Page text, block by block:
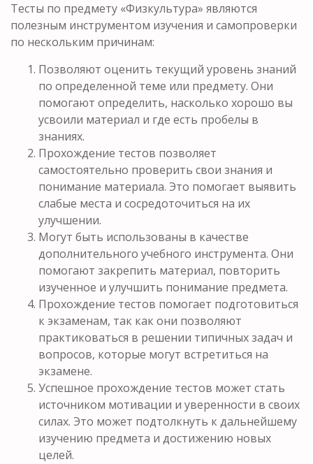
Тесты по предмету «Физкультура» являются
полезным инструментом изучения и самопроверки
по нескольким причинам:
Позволяют оценить текущий уровень знаний
по определенной теме или предмету. Они
помогают определить, насколько хорошо вы
усвоили материал и где есть пробелы в
знаниях.
Прохождение тестов позволяет
самостоятельно проверить свои знания и
понимание материала. Это помогает выявить
слабые места и сосредоточиться на их
улучшении.
Могут быть использованы в качестве
дополнительного учебного инструмента. Они
помогают закрепить материал, повторить
изученное и улучшить понимание предмета.
Прохождение тестов помогает подготовиться
к экзаменам, так как они позволяют
практиковаться в решении типичных задач и
вопросов, которые могут встретиться на
экзамене.
Успешное прохождение тестов может стать
источником мотивации и уверенности в своих
силах. Это может подтолкнуть к дальнейшему
изучению предмета и достижению новых
целей.